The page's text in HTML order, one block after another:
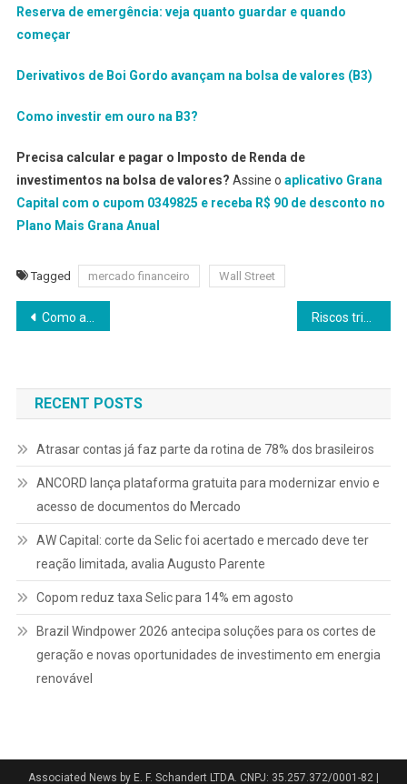
Reserva de emergência: veja quanto guardar e quando
começar
Derivativos de Boi Gordo avançam na bolsa de valores (B3)
Como investir em ouro na B3?
Precisa calcular e pagar o Imposto de Renda de
investimentos na bolsa de valores? Assine o aplicativo Grana
Capital com o cupom 0349825 e receba R$ 90 de desconto no
Plano Mais Grana Anual
Tagged mercado financeiro Wall Street
Navegação
Post
Como a reforma tributária impulsiona a inovação Riscos tributários podem custar caro às empresas
RECENT POSTS
Atrasar contas já faz parte da rotina de 78% dos brasileiros
ANCORD lança plataforma gratuita para modernizar envio e
acesso de documentos do Mercado
AW Capital: corte da Selic foi acertado e mercado deve ter
reação limitada, avalia Augusto Parente
Copom reduz taxa Selic para 14% em agosto
Brazil Windpower 2026 antecipa soluções para os cortes de
geração e novas oportunidades de investimento em energia
renovável
Associated News by E. F. Schandert LTDA. CNPJ: 35.257.372/0001-82